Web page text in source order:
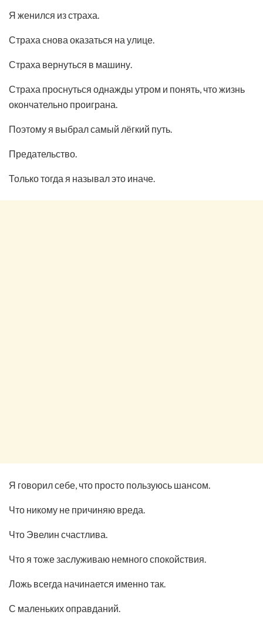
Я женился из страха.
Страха снова оказаться на улице.
Страха вернуться в машину.
Страха проснуться однажды утром и понять, что жизнь
окончательно проиграна.
Поэтому я выбрал самый лёгкий путь.
Предательство.
Только тогда я называл это иначе.
Я говорил себе, что просто пользуюсь шансом.
Что никому не причиняю вреда.
Что Эвелин счастлива.
Что я тоже заслуживаю немного спокойствия.
Ложь всегда начинается именно так.
С маленьких оправданий.